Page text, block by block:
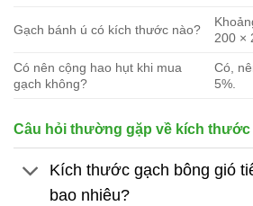
Gạch bánh ú có kích thước nào?
200 ×
Có nên cộng hao hụt khi mua
gạch không?
Có,
5%.
Câu hỏi thường gặp về kích
Kích thước gạch bông gió
bao nhiêu?